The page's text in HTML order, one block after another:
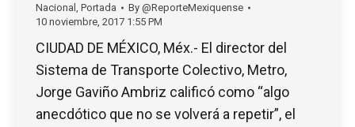
Nacional Portada By @ReporteMexiquense
10 noviembre, 2017 1:55 PM
CIUDAD DE MÉXICO, Méx.- El director del
Sistema de Transporte Colectivo, Metro,
Jorge Gaviño Ambriz calificó como “algo
anecdótico que no se volverá a repetir”, el